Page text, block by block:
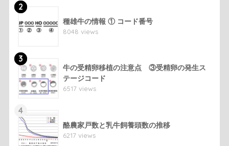
2
種雄牛の情報 ① コード番号
8048 views
3
牛の受精卵移植の注意点 ③受精卵の発生ス
テージコード
6517 views
4
酪農家戸数と乳牛飼養頭数の推移
6217 views